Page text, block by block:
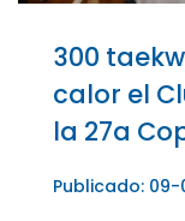
300
calor el
la 27a
Publicado: 09-